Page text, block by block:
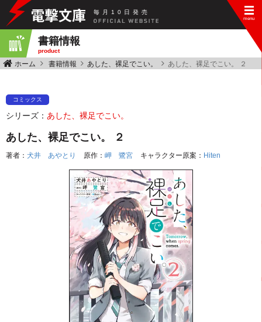
毎 月 10 日 発 売
書籍情報
product
ホーム 書籍情報 あした、裸足でこい。 あした、裸足でこい。 ２
コミックス
シリーズ： あした、裸足でこい。
あした、裸足でこい。 ２
著者： 犬井 あやとり 原作： 岬 鷺宮 キャラクター原案： Hiten